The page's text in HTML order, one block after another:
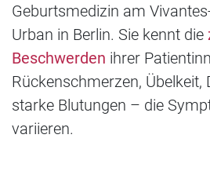
Geburtsmedizin am
Urban in Berlin. Sie kennt die
Beschwerden ihrer
Rückenschmerzen, Übelkeit,
starke Blutungen – die
variieren.